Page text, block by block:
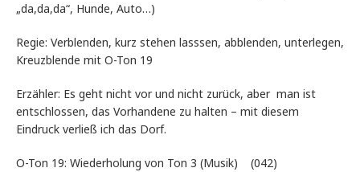
„da,da,da“, Hunde, Auto…)
Regie: Verblenden, kurz stehen lasssen, abblenden, unterlegen,
Kreuzblende mit O-Ton 19
Erzähler: Es geht nicht vor und nicht zurück, aber man ist
entschlossen, das Vorhandene zu halten – mit diesem
Eindruck verließ ich das Dorf.
O-Ton 19: Wiederholung von Ton 3 (Musik) (042)